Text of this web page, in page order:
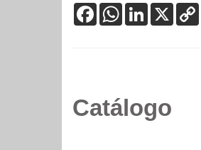
FacebookWhatsApp
LinkedIn
X
Catálogo